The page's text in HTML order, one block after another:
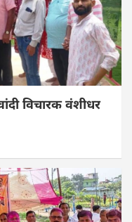
विचारक वंशीधर